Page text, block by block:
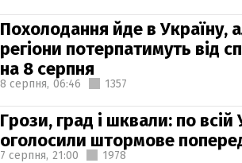
Похолодання йде в Україну,
регіони потерпатимуть від
на 8 серпня
8 серпня, 06:46 1357
Грози, град і шквали: по всій
оголосили штормове
7 серпня, 21:00 1978